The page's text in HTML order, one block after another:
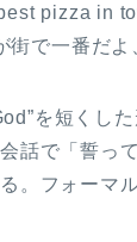
pizza in
街で一番だよ
を短くし
話で「誓っ
。フォーマ